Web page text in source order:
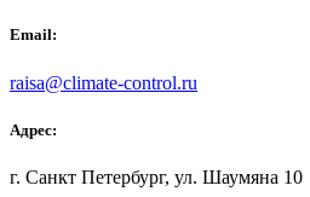
Email:
raisa@climate-control.ru
Адрес:
г. Санкт Петербург, ул. Шаумяна 10